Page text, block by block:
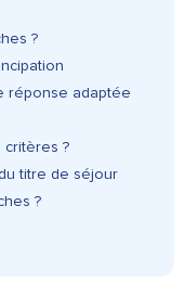
?
réponse adaptée
critères ?
titre de séjour
?